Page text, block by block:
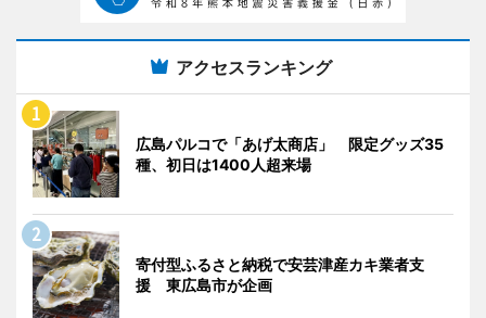
アクセスランキング
広島パルコで「あげ太商店」 限定グッズ35
種、初日は1400人超来場
寄付型ふるさと納税で安芸津産カキ業者支
援 東広島市が企画